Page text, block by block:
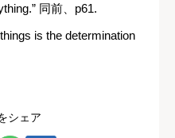
同前、p61.
is the determination
シェア